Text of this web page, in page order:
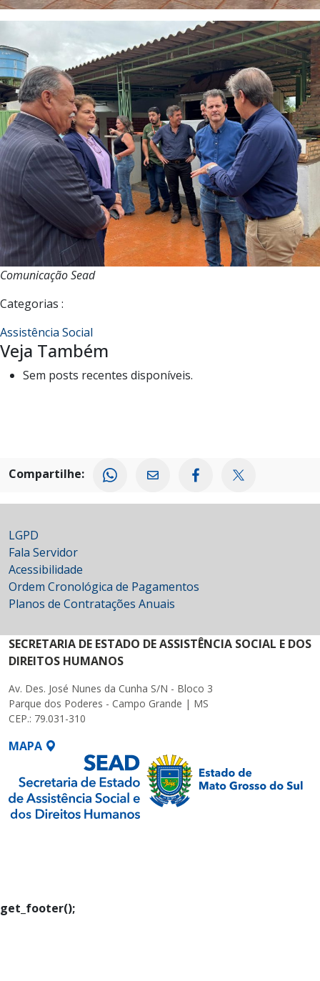
Comunicação Sead
Categorias :
Assistência Social
Veja Também
Sem posts recentes disponíveis.
Compartilhe:
LGPD
Fala Servidor
Acessibilidade
Ordem Cronológica de Pagamentos
Planos de Contratações Anuais
SECRETARIA DE ESTADO DE ASSISTÊNCIA SOCIAL E DOS
DIREITOS HUMANOS
Av. Des. José Nunes da Cunha S/N - Bloco 3
Parque dos Poderes - Campo Grande | MS
CEP.: 79.031-310
MAPA
get_footer();